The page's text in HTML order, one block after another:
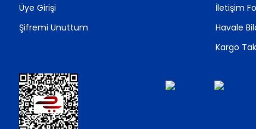
Üye Girişi
Şifremi Unuttum
İletişim
Havale
Kargo